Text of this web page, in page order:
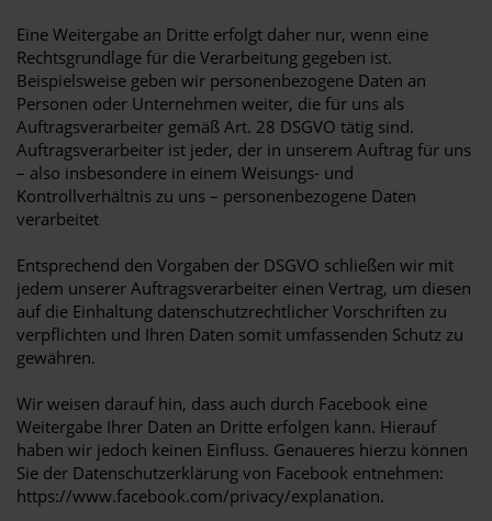
Eine Weitergabe an Dritte erfolgt daher nur, wenn eine
Rechtsgrundlage für die Verarbeitung gegeben ist.
Beispielsweise geben wir personenbezogene Daten an
Personen oder Unternehmen weiter, die für uns als
Auftragsverarbeiter gemäß Art. 28 DSGVO tätig sind.
Auftragsverarbeiter ist jeder, der in unserem Auftrag für uns
– also insbesondere in einem Weisungs- und
Kontrollverhältnis zu uns – personenbezogene Daten
verarbeitet
Entsprechend den Vorgaben der DSGVO schließen wir mit
jedem unserer Auftragsverarbeiter einen Vertrag, um diesen
auf die Einhaltung datenschutzrechtlicher Vorschriften zu
verpflichten und Ihren Daten somit umfassenden Schutz zu
gewähren.
Wir weisen darauf hin, dass auch durch Facebook eine
Weitergabe Ihrer Daten an Dritte erfolgen kann. Hierauf
haben wir jedoch keinen Einfluss. Genaueres hierzu können
Sie der Datenschutzerklärung von Facebook entnehmen:
https://www.facebook.com/privacy/explanation.